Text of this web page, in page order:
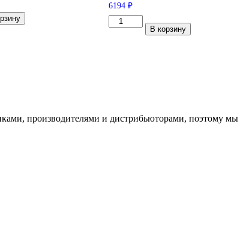
6194₽
Количество
товара
R
В корзину
производителями и дистрибьюторами, поэтому мы